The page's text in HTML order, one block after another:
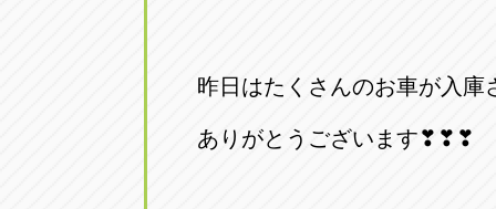
昨日はたくさんのお車が入庫
ありがとうございます❣❣❣